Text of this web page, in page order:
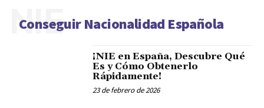
Conseguir Nacionalidad Española
NIE
¡NIE en España, Descubre Qué
Es y Cómo Obtenerlo
Rápidamente!
23 de febrero de 2026